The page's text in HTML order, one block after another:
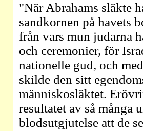
"När Abrahams släkte
sandkornen på havets
från vars mun judarna
och ceremonier, för
nationelle gud, och
skilde den sitt
människosläktet.
resultatet av så många
blodsutgjutelse att de